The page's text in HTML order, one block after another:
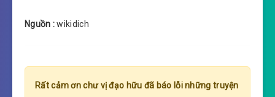
Nguồn :wikidich
Rất cảm ơn chư vị đạo hữu đã báo lỗi những truyện